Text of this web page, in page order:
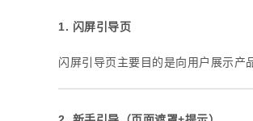
1. 闪屏引导页
闪屏引导页主要目的是向用户展示产